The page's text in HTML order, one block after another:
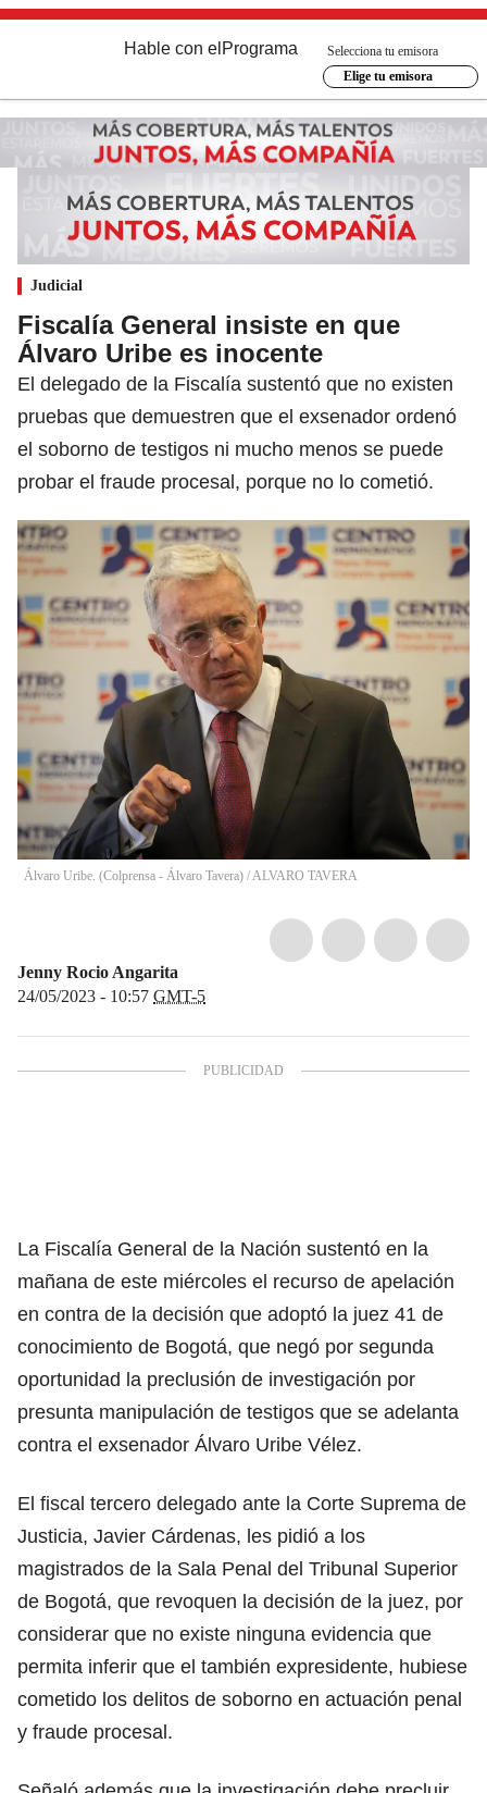
Hable con el Programa
Selecciona tu emisora
Elige tu emisora
Judicial
Fiscalía General insiste en que
Álvaro Uribe es inocente
El delegado de la Fiscalía sustentó que no existen
pruebas que demuestren que el exsenador ordenó
el soborno de testigos ni mucho menos se puede
probar el fraude procesal, porque no lo cometió.
Álvaro Uribe. (Colprensa - Álvaro Tavera) /ALVARO TAVERA
Jenny Rocio Angarita
24/05/2023 - 10:57 GMT-5
La Fiscalía General de la Nación sustentó en la
mañana de este miércoles el recurso de apelación
en contra de la decisión que adoptó la juez 41 de
conocimiento de Bogotá, que negó por segunda
oportunidad la preclusión de investigación por
presunta manipulación de testigos que se adelanta
contra el exsenador Álvaro Uribe Vélez.
El fiscal tercero delegado ante la Corte Suprema de
Justicia, Javier Cárdenas, les pidió a los
magistrados de la Sala Penal del Tribunal Superior
de Bogotá, que revoquen la decisión de la juez, por
considerar que no existe ninguna evidencia que
permita inferir que el también expresidente, hubiese
cometido los delitos de soborno en actuación penal
y fraude procesal.